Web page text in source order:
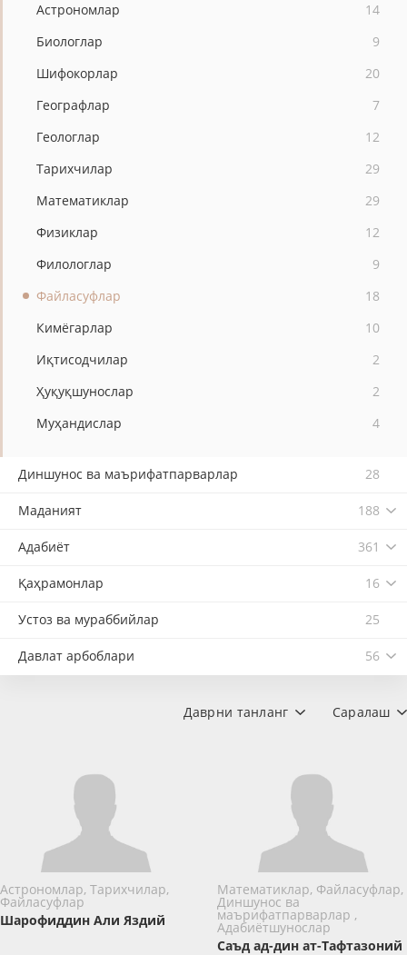
Астрономлар
14
Биологлар
9
Шифокорлар
20
Географлар
7
Геологлар
12
Тарихчилар
29
Математиклар
29
Физиклар
12
Филологлар
9
Файласуфлар
18
Кимёгарлар
10
Иқтисодчилар
2
Ҳуқуқшунослар
2
Муҳандислар
4
Диншунос ва маърифатпарварлар 28
Маданият 188
Адабиёт 361
Қаҳрамонлар 16
Устоз ва мураббийлар 25
Давлат арбоблари 56
Саралаш
Даврни танланг
Астрономлар, Тарихчилар,
Файласуфлар
Шарофиддин Али Яздий
Математиклар, Файласуфлар,
Диншунос ва
маърифатпарварлар ,
Адабиётшунослар
Саъд ад-дин ат-Тафтазоний